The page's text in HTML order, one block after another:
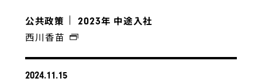
公共政策 2023年 中途入社
西川香苗
2024.11.15